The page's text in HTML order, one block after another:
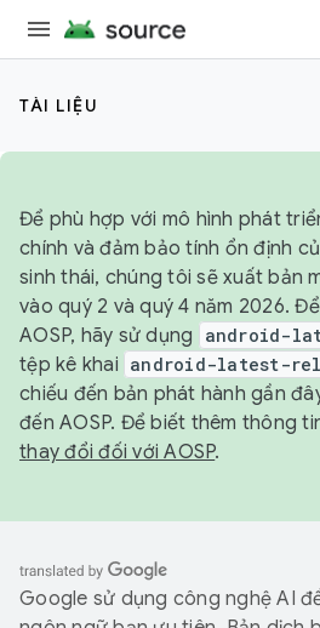
TÀI LIỆU
Để phù hợp với mô hình phát
chính và đảm bảo tính ổn định
sinh thái, chúng tôi sẽ xuất bản
vào quý 2 và quý 4 năm 2026.
AOSP, hãy sử dụng
android-
tệp kê khai android-latest-
chiếu đến bản phát hành gần
đến AOSP. Để biết thêm thông
thay đổi đối với AOSP.
Google sử dụng công nghệ AI